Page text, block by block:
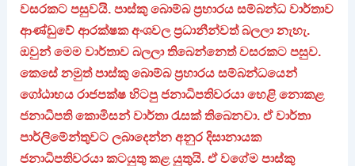
වසරකට පසුවයි. පාස්කු බොම්බ ප්‍රහාරය සම්බන්ධ වාර්තාව
ආණ්ඩුවේ ආරක්ෂක අංශවල ප්‍රධානීන්වත් බලලා නැහැ.
ඔවුන් මෙම වාර්තාව බලලා තිබෙන්නෙත් වසරකට පසුව.
කෙසේ නමුත් පාස්කු බොම්බ ප්‍රහාරය සම්බන්ධයෙන්
ගෝඨාභය රාජපක්ෂ හිටපු ජනාධිපතිවරයා හෙළි නොකළ
ජනාධිපති කොමිසන් වාර්තා රැසක් තිබෙනවා. ඒ වාර්තා
පාර්ලිමේන්තුවට ලබාදෙන්න අනුර දිසානායක
ජනාධිපතිවරයා කටයුතු කළ යුතුයි. ඒ වගේම පාස්කු